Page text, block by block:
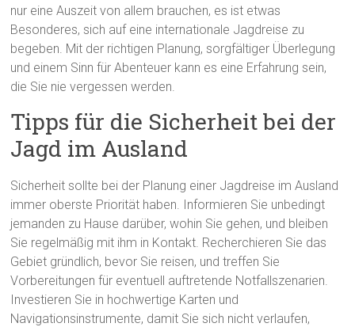
nur eine Auszeit von allem brauchen, es ist etwas
Besonderes, sich auf eine internationale Jagdreise zu
begeben. Mit der richtigen Planung, sorgfältiger Überlegung
und einem Sinn für Abenteuer kann es eine Erfahrung sein,
die Sie nie vergessen werden.
Tipps für die Sicherheit bei der
Jagd im Ausland
Sicherheit sollte bei der Planung einer Jagdreise im Ausland
immer oberste Priorität haben. Informieren Sie unbedingt
jemanden zu Hause darüber, wohin Sie gehen, und bleiben
Sie regelmäßig mit ihm in Kontakt. Recherchieren Sie das
Gebiet gründlich, bevor Sie reisen, und treffen Sie
Vorbereitungen für eventuell auftretende Notfallszenarien.
Investieren Sie in hochwertige Karten und
Navigationsinstrumente, damit Sie sich nicht verlaufen,